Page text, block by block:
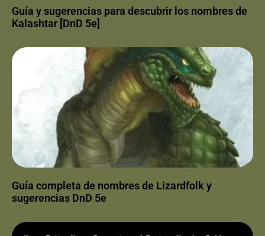
Guía y sugerencias para descubrir los nombres de
Kalashtar [DnD 5e]
Guía completa de nombres de Lizardfolk y
sugerencias DnD 5e